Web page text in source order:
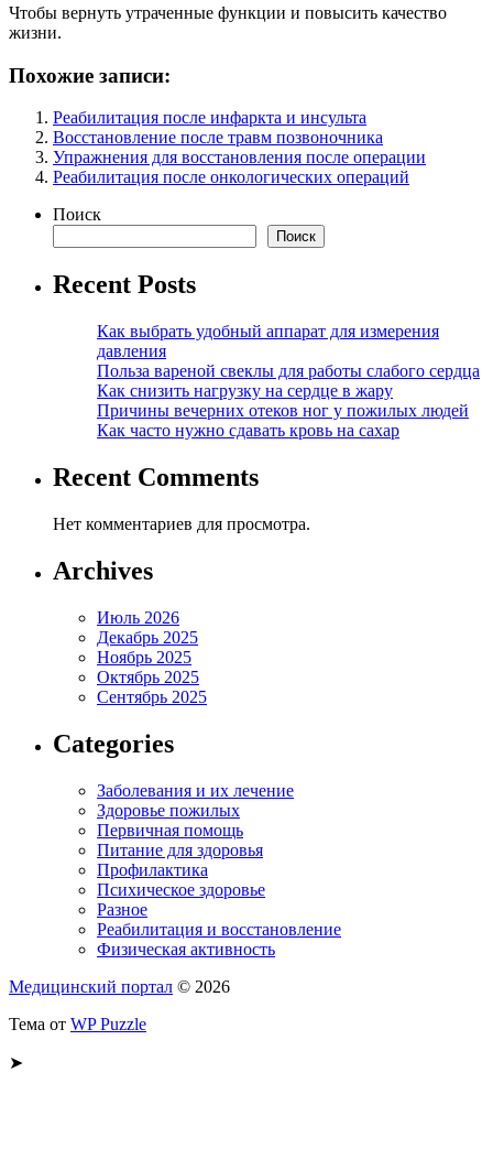
Чтобы вернуть утраченные функции и повысить качество
жизни.
Похожие записи:
Реабилитация после инфаркта и инсульта
Восстановление после травм позвоночника
Упражнения для восстановления после операции
Реабилитация после онкологических операций
Поиск
Поиск
Recent Posts
Как выбрать удобный аппарат для измерения
давления
Польза вареной свеклы для работы слабого сердца
Как снизить нагрузку на сердце в жару
Причины вечерних отеков ног у пожилых людей
Как часто нужно сдавать кровь на сахар
Recent Comments
Нет комментариев для просмотра.
Archives
Июль 2026
Декабрь 2025
Ноябрь 2025
Октябрь 2025
Сентябрь 2025
Categories
Заболевания и их лечение
Здоровье пожилых
Первичная помощь
Питание для здоровья
Профилактика
Психическое здоровье
Разное
Реабилитация и восстановление
Физическая активность
Медицинский портал © 2026
Тема от WP Puzzle
➤